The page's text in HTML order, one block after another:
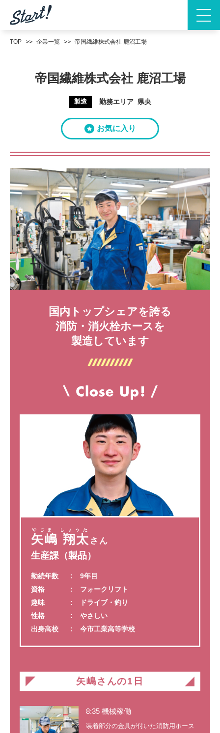
TOP 企業一覧 帝国繊維株式会社 鹿沼工場
帝国繊維株式会社 鹿沼工場
製造 勤務エリア 県央
お気に入り
国内トップシェアを誇る
消防・消火栓ホースを
製造しています
矢嶋 翔太
やじま しょうた
さん
生産課（製品）
勤続年数
9年目
資格
フォークリフト
趣味
ドライブ・釣り
性格
やさしい
出身高校
今市工業高等学校
矢嶋さんの1日
8:35 機械稼働
装着部分の金具が付いた消防用ホース